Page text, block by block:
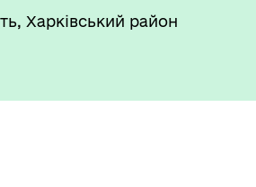
Харківський район